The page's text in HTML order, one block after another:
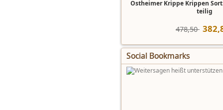
Ostheimer Krippe Krippen
teilig
478,50  382,
Social Bookmarks